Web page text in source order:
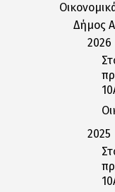
Δήμος
2026
2025